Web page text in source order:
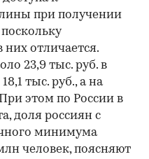
при получении
отличается.
23,9 тыс. руб. в
тыс. руб., а на
этом по России в
доля россиян с
минимума
человек, поясняют